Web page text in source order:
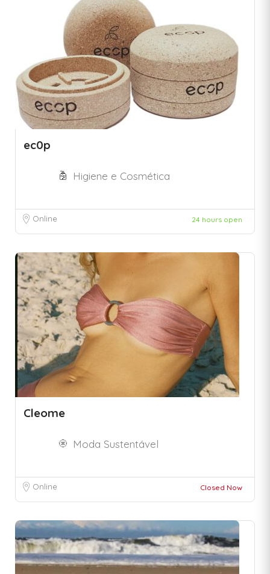
ec0p
Higiene e Cosmética
Online 24 hours open
Cleome
Moda Sustentável
Online Closed Now